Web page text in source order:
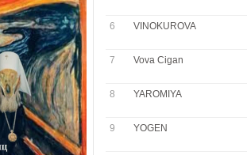
6 VINOKUROVA
7 Vova Cigan
8 YAROMIYA
9 YOGEN